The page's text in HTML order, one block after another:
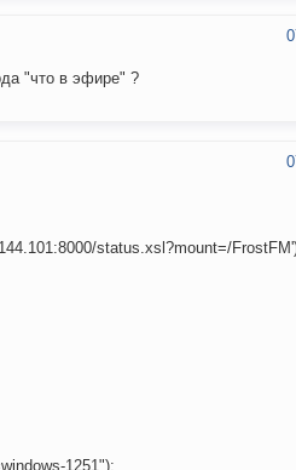
"что в эфире" ?
status.xsl?mount=/
1251");